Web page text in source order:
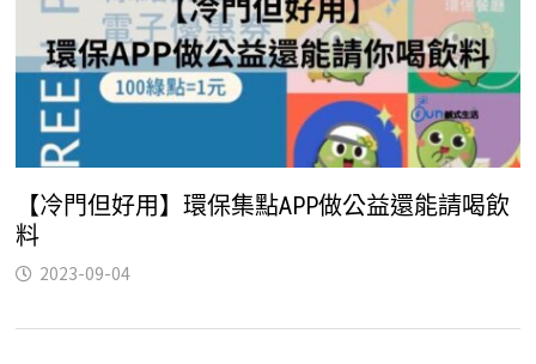
【冷門但好用】環保集點APP做公益還能請喝飲
料
2023-09-04